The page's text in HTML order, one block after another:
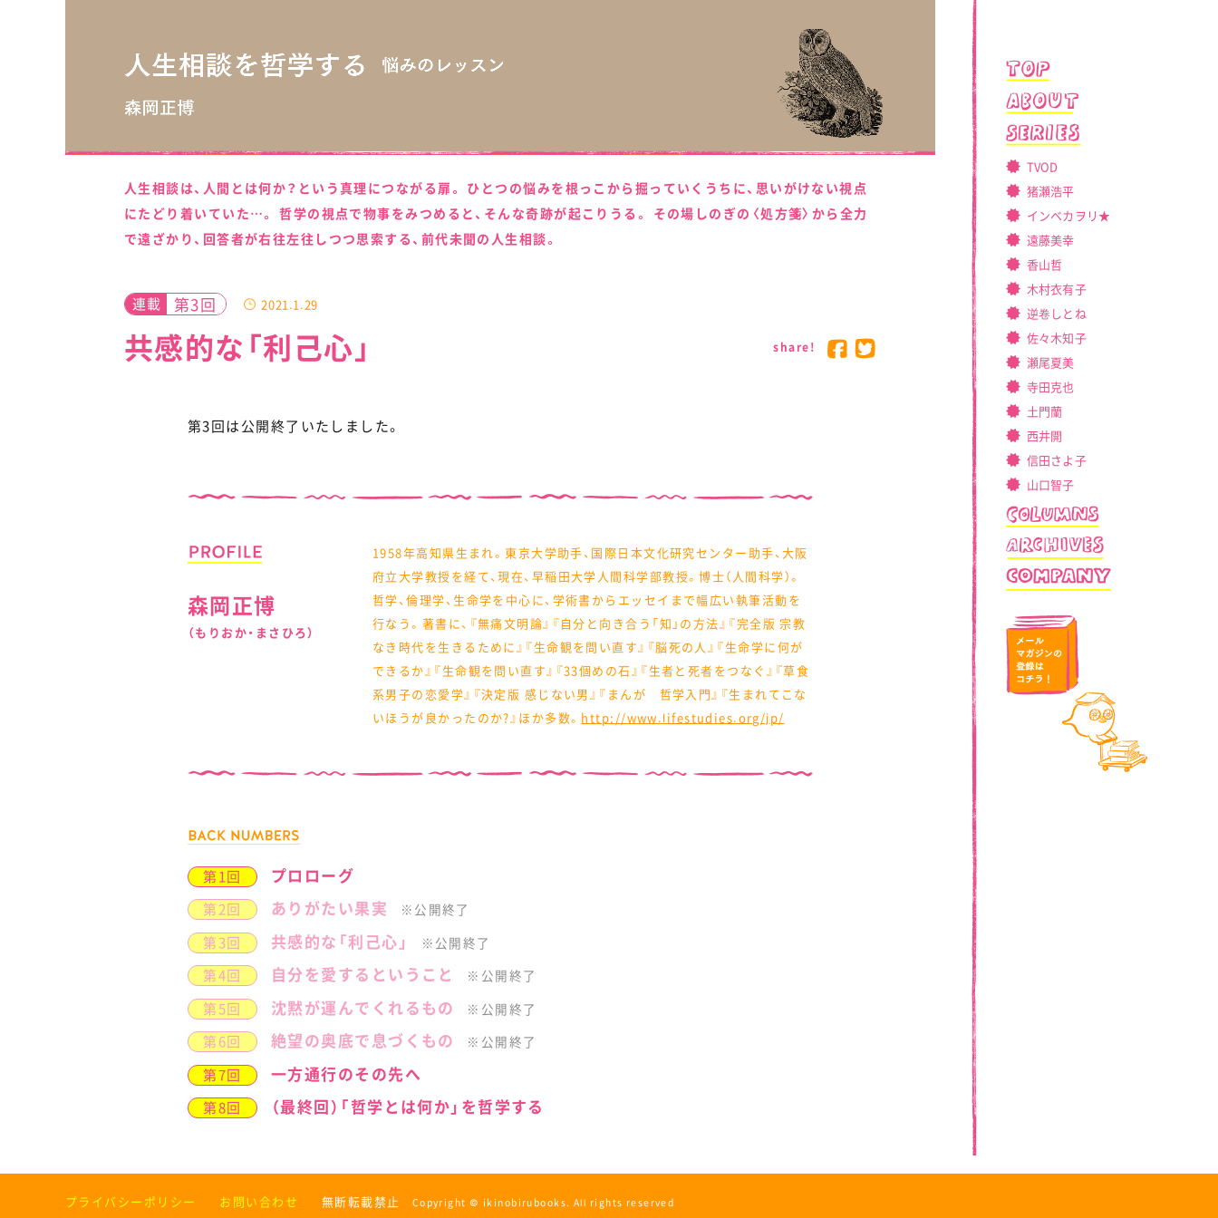
TVOD
猪瀬浩平
インベカヲリ★
遠藤美幸
香山哲
木村衣有子
逆卷しとね
佐々木知子
瀬尾夏美
寺田克也
土門蘭
西井開
信田さよ子
山口智子
人生相談は、人間とは何か？という真理につながる扉。 ひとつの悩みを根っこから掘っていくうちに、思いがけない視点
にたどり着いていた…。 哲学の視点で物事をみつめると、そんな奇跡が起こりうる。 その場しのぎの〈処方箋〉から全力
で遠ざかり、回答者が右往左往しつつ思索する、前代未聞の人生相談。
連載 第3回 2021.1.29
共感的な「利己心」 share!
第3回は公開終了いたしました。
森岡正博
（もりおか・まさひろ）
1958年高知県生まれ。東京大学助手、国際日本文化研究センター助手、大阪
府立大学教授を経て、現在、早稲田大学人間科学部教授。博士（人間科学）。
哲学、倫理学、生命学を中心に、学術書からエッセイまで幅広い執筆活動を
行なう。著書に、『無痛文明論』『自分と向き合う「知」の方法』『完全版 宗教
なき時代を生きるために』『生命観を問い直す』『脳死の人』『生命学に何が
できるか』『生命観を問い直す』『33個めの石』『生者と死者をつなぐ』『草食
系男子の恋愛学』『決定版 感じない男』『まんが 哲学入門』『生まれてこな
いほうが良かったのか?』ほか多数。 http://www.lifestudies.org/jp/
第1回 プロローグ
第2回 ありがたい果実 ※公開終了
第3回 共感的な「利己心」 ※公開終了
第4回 自分を愛するということ ※公開終了
第5回 沈黙が運んでくれるもの ※公開終了
第6回 絶望の奥底で息づくもの ※公開終了
第7回 一方通行のその先へ
第8回 （最終回）「哲学とは何か」を哲学する
プライバシーポリシー お問い合わせ 無断転載禁止 Copyright © ikinobirubooks. All rights reserved